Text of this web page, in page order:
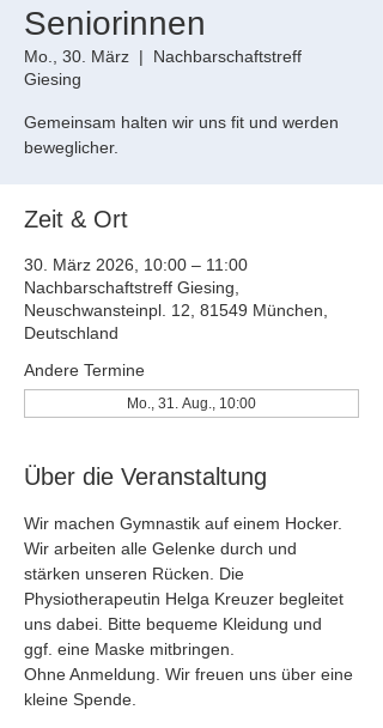
Seniorinnen
Mo., 30. März
  |
Nachbarschaftstreff
Giesing
Gemeinsam halten wir uns fit und werden
beweglicher.
Zeit & Ort
30. März 2026, 10:00 – 11:00
Nachbarschaftstreff Giesing,
Neuschwansteinpl. 12, 81549 München,
Deutschland
Andere Termine
Mo., 31. Aug., 10:00
Über die Veranstaltung
Wir machen Gymnastik auf einem Hocker.
Wir arbeiten alle Gelenke durch und
stärken unseren Rücken. Die
Physiotherapeutin Helga Kreuzer begleitet
uns dabei. Bitte bequeme Kleidung und
ggf. eine Maske mitbringen.
Ohne Anmeldung. Wir freuen uns über eine
kleine Spende.